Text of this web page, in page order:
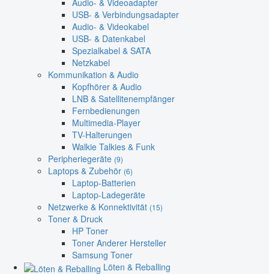
Audio- & Videoadapter
USB- & Verbindungsadapter
Audio- & Videokabel
USB- & Datenkabel
Spezialkabel & SATA
Netzkabel
Kommunikation & Audio
Kopfhörer & Audio
LNB & Satellitenempfänger
Fernbedienungen
Multimedia-Player
TV-Halterungen
Walkie Talkies & Funk
Peripheriegeräte (9)
Laptops & Zubehör (6)
Laptop-Batterien
Laptop-Ladegeräte
Netzwerke & Konnektivität (15)
Toner & Druck
HP Toner
Toner Anderer Hersteller
Samsung Toner
Löten & Reballing